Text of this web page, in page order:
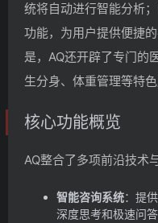
统将自动进行智能分析
功能，为用户提供便捷
是，AQ还开辟了专门的
生分身、体重管理等特色
核心功能概览
AQ整合了多项前沿技术
智能咨询系统：提
深度思考和极速问